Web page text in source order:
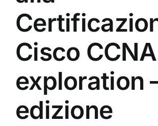
Cisco CCNA
exploration
edizione